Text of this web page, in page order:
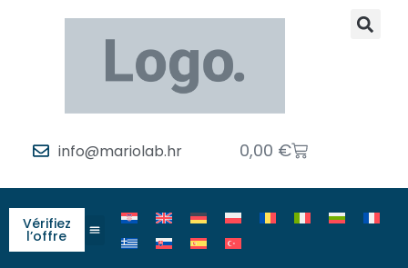
info@mariolab.hr 0,00 €
Vérifiez
l’offre